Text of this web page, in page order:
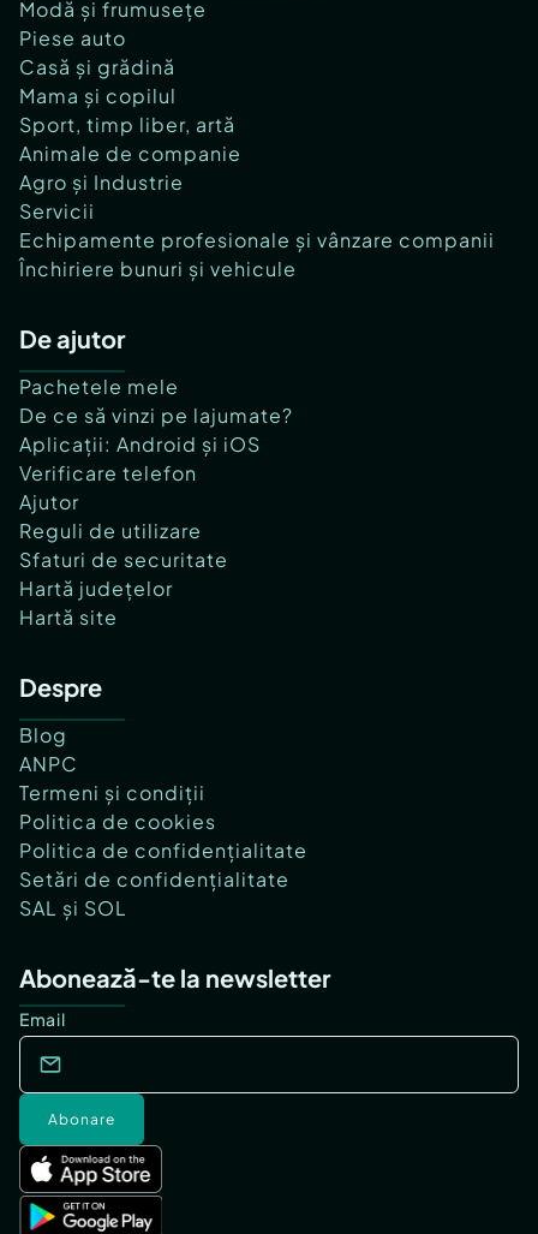
Modă și frumusețe
Piese auto
Casă și grădină
Mama și copilul
Sport, timp liber, artă
Animale de companie
Agro și Industrie
Servicii
Echipamente profesionale și vânzare companii
Închiriere bunuri și vehicule
De ajutor
Pachetele mele
De ce să vinzi pe lajumate?
Aplicații: Android și iOS
Verificare telefon
Ajutor
Reguli de utilizare
Sfaturi de securitate
Hartă județelor
Hartă site
Despre
Blog
ANPC
Termeni și condiții
Politica de cookies
Politica de confidențialitate
Setări de confidențialitate
SAL și SOL
Abonează-te la newsletter
Email
Abonare